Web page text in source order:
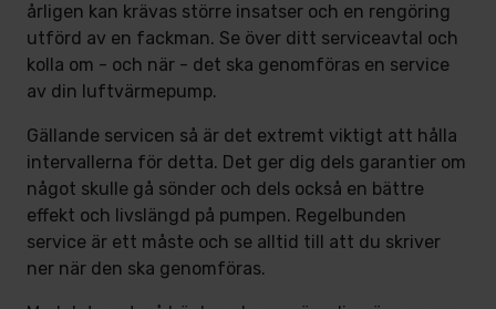
årligen kan krävas större insatser och en rengöring
utförd av en fackman. Se över ditt serviceavtal och
kolla om - och när - det ska genomföras en service
av din luftvärmepump.
Gällande servicen så är det extremt viktigt att hålla
intervallerna för detta. Det ger dig dels garantier om
något skulle gå sönder och dels också en bättre
effekt och livslängd på pumpen. Regelbunden
service är ett måste och se alltid till att du skriver
ner när den ska genomföras.